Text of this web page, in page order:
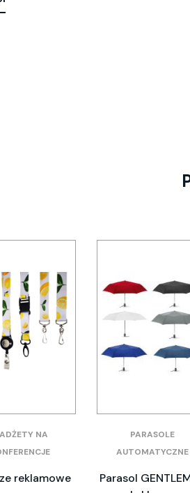
NA
reklamowe
PARASOLE
AUTOMATYCZNE
Parasol